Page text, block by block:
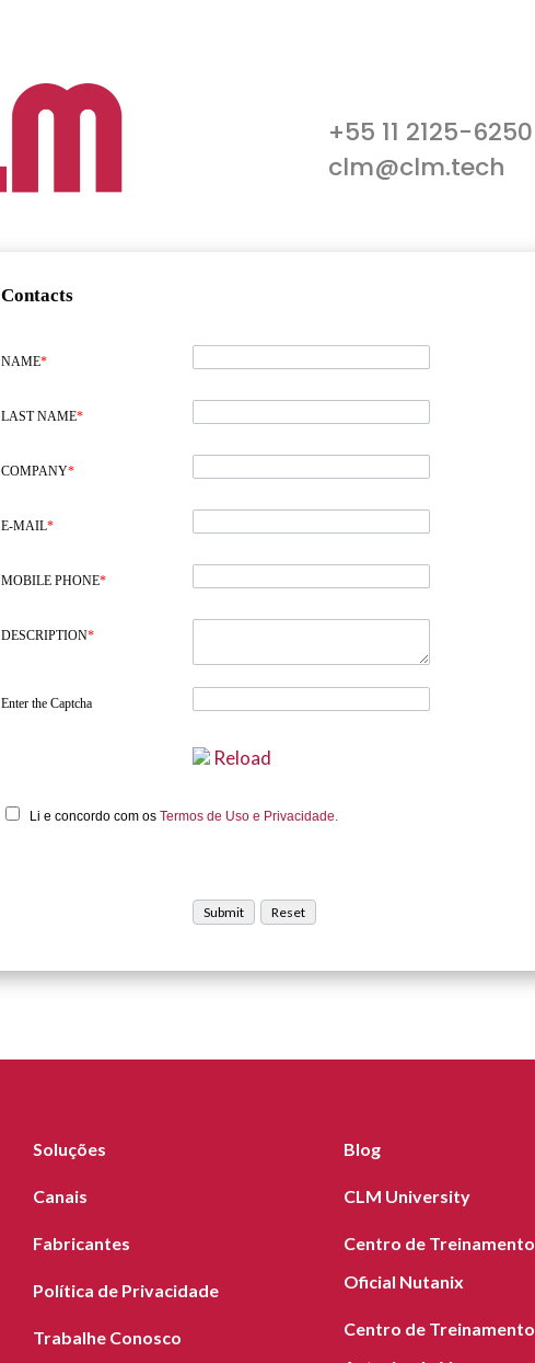
+55 11 2125-6250
clm@clm.tech
Contacts
NAME*
LAST NAME*
COMPANY*
E-MAIL*
MOBILE PHONE*
DESCRIPTION*
Enter the Captcha
Reload
Li e concordo com os Termos de Uso e Privacidade.
Soluções
Canais
Fabricantes
Política de Privacidade
Trabalhe Conosco
Blog
CLM University
Centro de Treinamento
Oficial Nutanix
Centro de Treinamento